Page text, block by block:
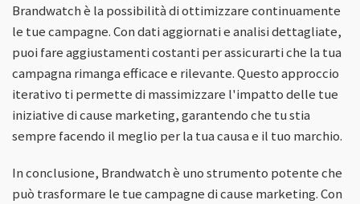
Brandwatch è la possibilità di ottimizzare continuamente
le tue campagne. Con dati aggiornati e analisi dettagliate,
puoi fare aggiustamenti costanti per assicurarti che la tua
campagna rimanga efficace e rilevante. Questo approccio
iterativo ti permette di massimizzare l'impatto delle tue
iniziative di cause marketing, garantendo che tu stia
sempre facendo il meglio per la tua causa e il tuo marchio.
In conclusione, Brandwatch è uno strumento potente che
può trasformare le tue campagne di cause marketing. Con